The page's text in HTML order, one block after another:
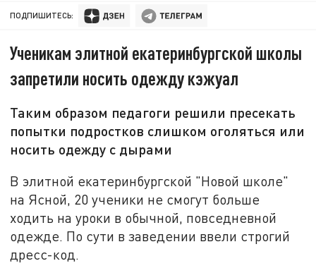
ПОДПИШИТЕСЬ:
Ученикам элитной екатеринбургской школы
запретили носить одежду кэжуал
Таким образом педагоги решили пресекать
попытки подростков слишком оголяться или
носить одежду с дырами
В элитной екатеринбургской "Новой школе"
на Ясной, 20 ученики не смогут больше
ходить на уроки в обычной, повседневной
одежде. По сути в заведении ввели строгий
дресс-код.